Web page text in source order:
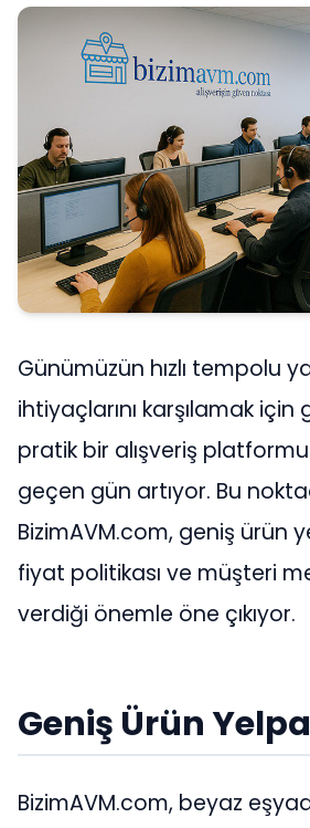
Günümüzün hızlı tempolu
ihtiyaçlarını karşılamak için
pratik bir alışveriş platformu
geçen gün artıyor. Bu
BizimAVM.com, geniş ürün
fiyat politikası ve müşteri
verdiği önemle öne çıkıyor.
Geniş Ürün
BizimAVM.com, beyaz